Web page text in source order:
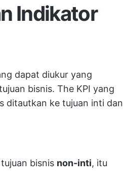
Indikator
dapat diukur yang
bisnis. The KPI yang
ditautkan ke tujuan inti dan
bisnis non-inti, itu